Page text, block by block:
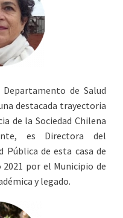
de Salud
destacada trayectoria
de la Sociedad Chilena
es Directora del
Pública de esta casa de
por el Municipio de
y legado.